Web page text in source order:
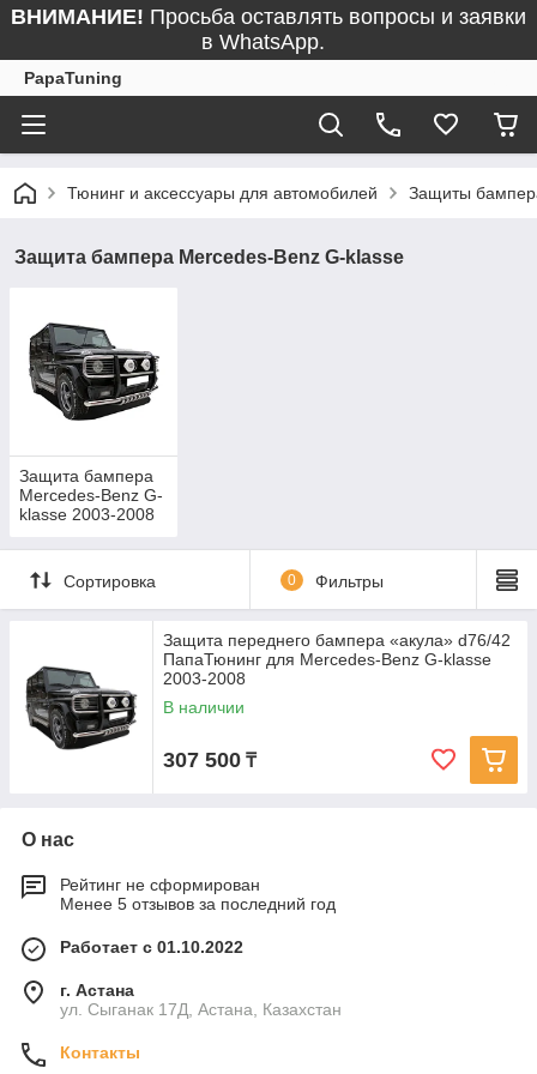
ВНИМАНИЕ! Просьба оставлять вопросы и заявки
в WhatsApp.
PapaTuning
Тюнинг и аксессуары для автомобилей Защиты
Защита бампера Mercedes-Benz G-klasse
Защита бампера
Mercedes-Benz G-
klasse 2003-2008
Сортировка 0 Фильтры
Защита переднего бампера «акула» d76/42
ПапаТюнинг для Mercedes-Benz G-klasse
2003-2008
В наличии
307 500 ₸
О нас
Рейтинг не сформирован
Менее 5 отзывов за последний год
Работает с 01.10.2022
г. Астана
ул. Сыганак 17Д, Астана, Казахстан
Контакты